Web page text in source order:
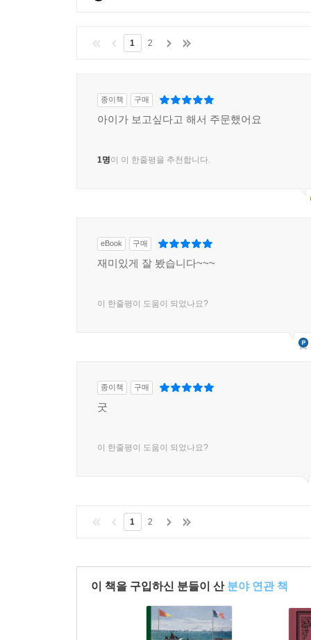
있다. 역사는 늘 그렇게 새 시대를 열었다.
1 2
종이책 구매
아이가 보고싶다고 해서 주문했어요
1명이 이 한줄평을 추천합니다.
eBook 구매
재미있게 잘 봤습니다~~~
이 한줄평이 도움이 되었나요?
종이책 구매
굿
이 한줄평이 도움이 되었나요?
1 2
이 책을 구입하신 분들이 산 분야 연관 책